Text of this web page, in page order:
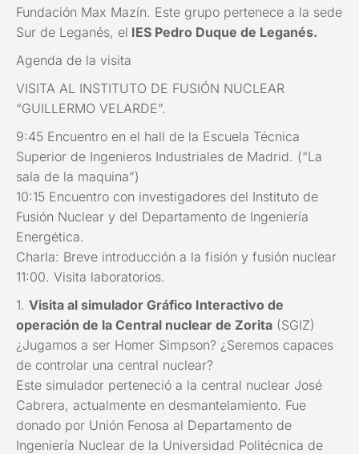
Fundación Max Mazín. Este grupo pertenece a la sede
Sur de Leganés, el IES Pedro Duque de Leganés.
Agenda de la visita
VISITA AL INSTITUTO DE FUSIÓN NUCLEAR
“GUILLERMO VELARDE”.
9:45 Encuentro en el hall de la Escuela Técnica
Superior de Ingenieros Industriales de Madrid. (“La
sala de la maquina”)
10:15 Encuentro con investigadores del Instituto de
Fusión Nuclear y del Departamento de Ingeniería
Energética.
Charla: Breve introducción a la fisión y fusión nuclear
11:00. Visita laboratorios.
1. Visita al simulador Gráfico Interactivo de
operación de la Central nuclear de Zorita (SGIZ)
¿Jugamos a ser Homer Simpson? ¿Seremos capaces
de controlar una central nuclear?
Este simulador perteneció a la central nuclear José
Cabrera, actualmente en desmantelamiento. Fue
donado por Unión Fenosa al Departamento de
Ingeniería Nuclear de la Universidad Politécnica de